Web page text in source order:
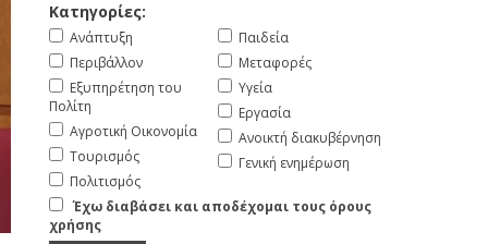
Κατηγορίες:
Ανάπτυξη
Περιβάλλον
Εξυπηρέτηση του
Πολίτη
Αγροτική Οικονομία
Τουρισμός
Πολιτισμός
Παιδεία
Μεταφορές
Υγεία
Εργασία
Ανοικτή διακυβέρνηση
Γενική ενημέρωση
Έχω διαβάσει και αποδέχομαι τους όρους
χρήσης